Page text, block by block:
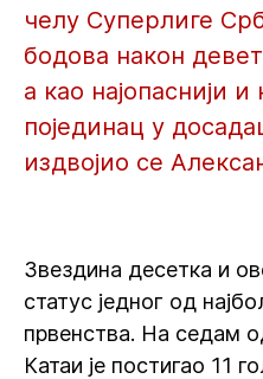
челу Суперлиге
бодова након
а као најопаснији и
појединац у
издвојио се
Звездина десетка и
статус једног од
првенства. На седам
Катаи је постигао 11